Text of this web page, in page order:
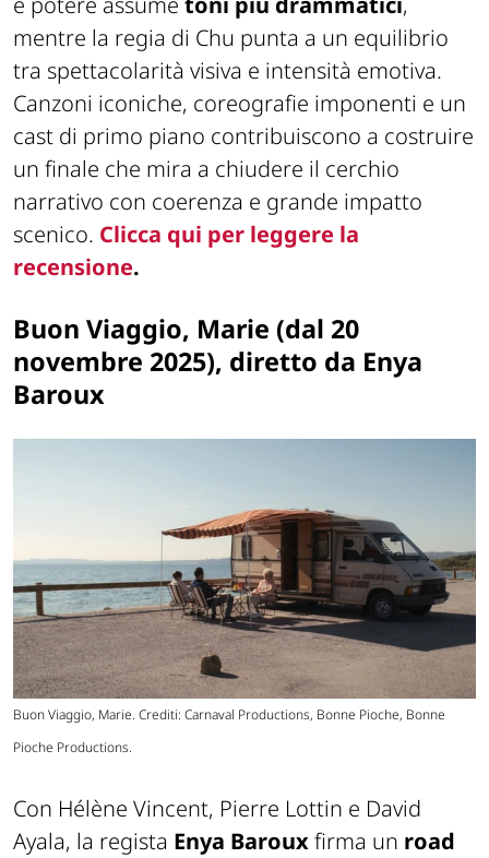
mentre la regia di Chu punta a un equilibrio
tra spettacolarità visiva e intensità emotiva.
Canzoni iconiche, coreografie imponenti e un
cast di primo piano contribuiscono a costruire
un finale che mira a chiudere il cerchio
narrativo con coerenza e grande impatto
scenico. Clicca qui per leggere la
recensione.
Buon Viaggio, Marie (dal 20
novembre 2025), diretto da Enya
Baroux
Buon Viaggio, Marie. Crediti: Carnaval Productions, Bonne Pioche, Bonne
Pioche Productions.
Con Hélène Vincent, Pierre Lottin e David
Ayala, la regista Enya Barouxfirma un road